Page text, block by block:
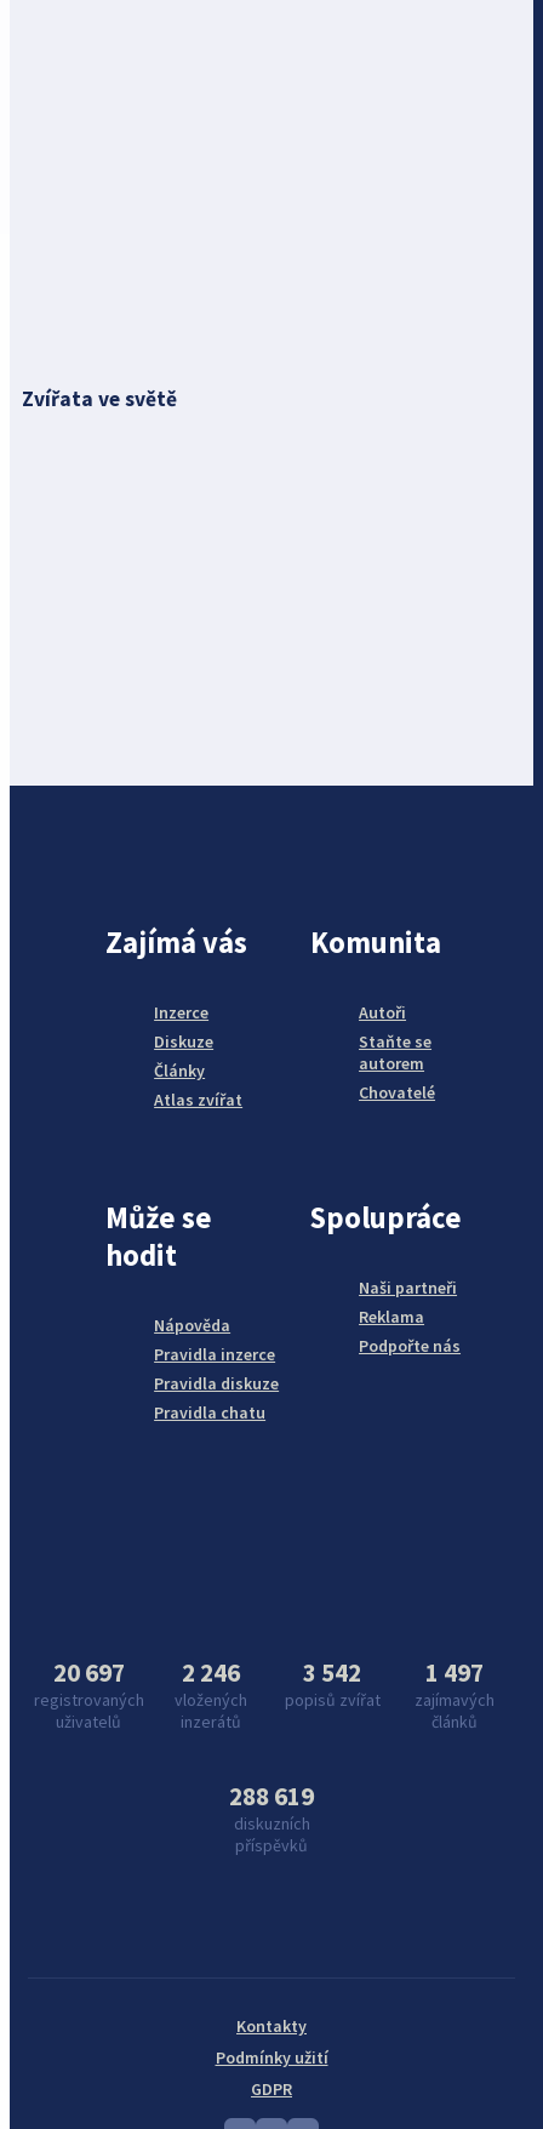
Zvířata ve světě
Zajímá vás
Inzerce
Diskuze
Články
Atlas zvířat
Komunita
Autoři
Staňte se
autorem
Chovatelé
Může se
hodit
Nápověda
Pravidla inzerce
Pravidla diskuze
Pravidla chatu
Spolupráce
Naši partneři
Reklama
Podpořte nás
20 697
registrovaných
uživatelů
2 246
vložených
inzerátů
3 542
popisů zvířat
1 497
zajímavých
článků
288 619
diskuzních
příspěvků
Kontakty
Podmínky užití
GDPR